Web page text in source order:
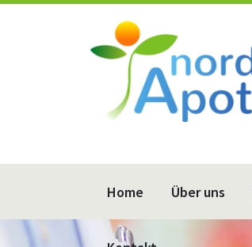
Home Über uns